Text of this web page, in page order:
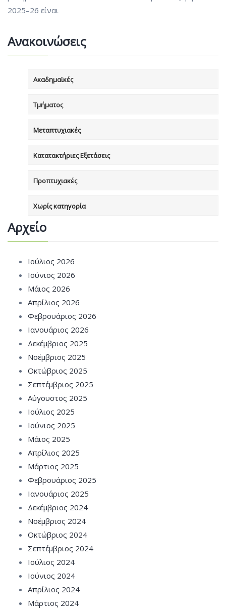
2025–26 είναι
Ανακοινώσεις
Ακαδημαϊκές
Τμήματος
Μεταπτυχιακές
Κατατακτήριες Εξετάσεις
Προπτυχιακές
Χωρίς κατηγορία
Αρχείο
Ιούλιος 2026
Ιούνιος 2026
Μάιος 2026
Απρίλιος 2026
Φεβρουάριος 2026
Ιανουάριος 2026
Δεκέμβριος 2025
Νοέμβριος 2025
Οκτώβριος 2025
Σεπτέμβριος 2025
Αύγουστος 2025
Ιούλιος 2025
Ιούνιος 2025
Μάιος 2025
Απρίλιος 2025
Μάρτιος 2025
Φεβρουάριος 2025
Ιανουάριος 2025
Δεκέμβριος 2024
Νοέμβριος 2024
Οκτώβριος 2024
Σεπτέμβριος 2024
Ιούλιος 2024
Ιούνιος 2024
Απρίλιος 2024
Μάρτιος 2024